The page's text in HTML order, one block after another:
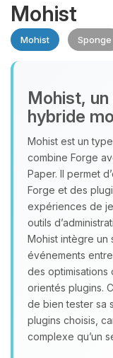
Mohist
Mohist Sponge
Mohist,
hybride
Mohist est un
combine Forge
Paper. Il permet
Forge et des
expériences de
outils
Mohist intègre un
événements
des
orientés plugins.
de bien tester sa
plugins choisis,
complexe qu’un
parler
tu as
petits
09/08/